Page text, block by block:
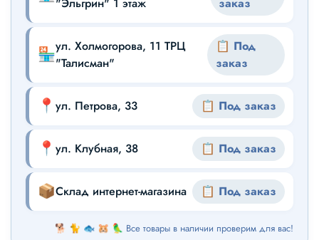
🏪ул. Холмогорова, 11 ТРЦ
"Талисман"
📋 Под
заказ
📍 ул. Петрова, 33 📋 Под заказ
📍 ул. Клубная, 38 📋 Под заказ
📦Склад интернет-магазина 📋 Под заказ
🐕 🐈 🐟 🐹 🦜 Все товары в наличии проверим для вас!